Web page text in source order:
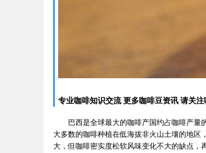
专业咖啡知识交流 更多咖啡豆资讯 请关
巴西是全球最大的咖啡产国约占咖啡产量的
大多数的咖啡种植在低海拔非火山土壤的地
大，但咖啡密实度松软风味变化不大的缺点